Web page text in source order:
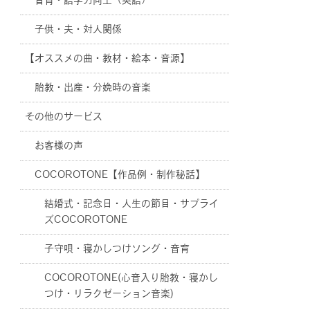
子供・夫・対人関係
【オススメの曲・教材・絵本・音源】
胎教・出産・分娩時の音楽
その他のサービス
お客様の声
COCOROTONE【作品例・制作秘話】
結婚式・記念日・人生の節目・サプライ
ズCOCOROTONE
子守唄・寝かしつけソング・音育
COCOROTONE(心音入り胎教・寝かし
つけ・リラクゼーション音楽)